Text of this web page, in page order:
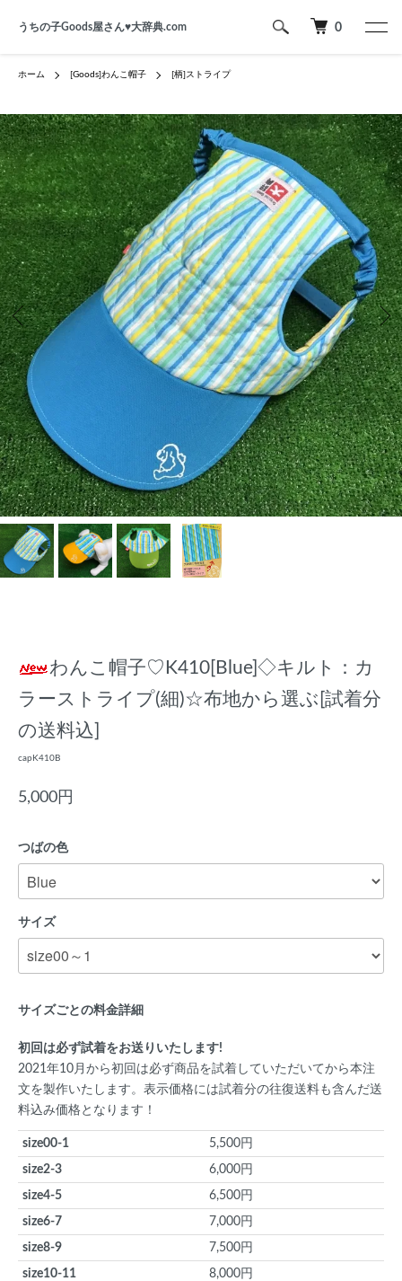
うちの子Goods屋さん♥︎大辞典.com 0
ホーム [Goods]わんこ帽子 [柄]ストライプ
わんこ帽子♡K410[Blue]◇キルト：カ
ラーストライプ(細)☆布地から選ぶ[試着分
の送料込]
capK410B
5,000円
つばの色
サイズ
サイズごとの料金詳細
初回は必ず試着をお送りいたします!
2021年10月から初回は必ず商品を試着していただいてから本注
文を製作いたします。表示価格には試着分の往復送料も含んだ送
料込み価格となります！
size00-1 5,500円
size2-3 6,000円
size4-5 6,500円
size6-7 7,000円
size8-9 7,500円
size10-11 8,000円